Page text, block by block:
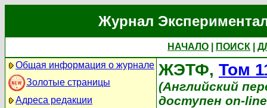
Журнал
НАЧАЛО ПОИСК
Общая информация о журнале
Золотые страницы
Адреса редакции
ЖЭТФ, Том
(Английский
доступен on-